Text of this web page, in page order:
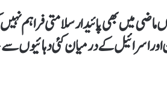
میں بھی پائیدار سلامتی فراہم
اسرائیل کے درمیان کئی دہائیوں